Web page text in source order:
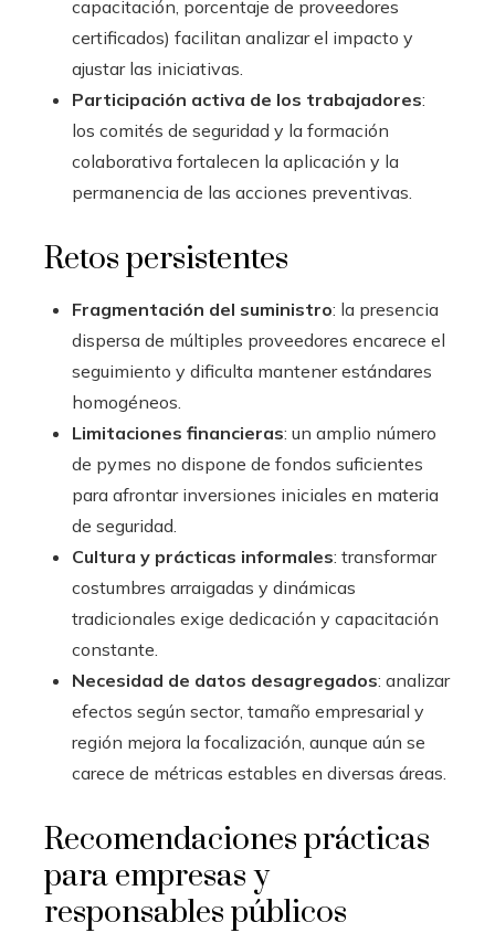
capacitación, porcentaje de proveedores
certificados) facilitan analizar el impacto y
ajustar las iniciativas.
Participación activa de los trabajadores:
los comités de seguridad y la formación
colaborativa fortalecen la aplicación y la
permanencia de las acciones preventivas.
Retos persistentes
Fragmentación del suministro: la presencia
dispersa de múltiples proveedores encarece el
seguimiento y dificulta mantener estándares
homogéneos.
Limitaciones financieras: un amplio número
de pymes no dispone de fondos suficientes
para afrontar inversiones iniciales en materia
de seguridad.
Cultura y prácticas informales: transformar
costumbres arraigadas y dinámicas
tradicionales exige dedicación y capacitación
constante.
Necesidad de datos desagregados: analizar
efectos según sector, tamaño empresarial y
región mejora la focalización, aunque aún se
carece de métricas estables en diversas áreas.
Recomendaciones prácticas
para empresas y
responsables públicos